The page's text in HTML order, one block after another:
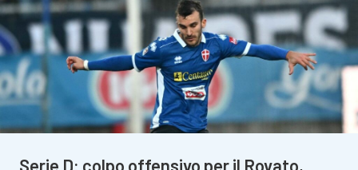
Serie D: colpo offensivo per il Rovato,